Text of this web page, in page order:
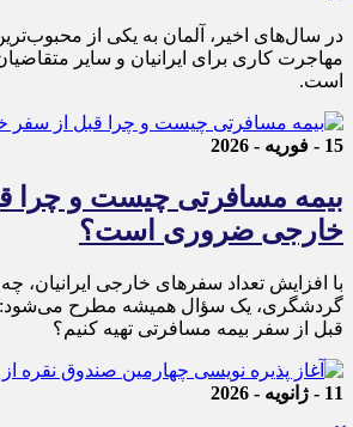
در سال‌های اخیر، آلمان به یکی از
مهاجرت کاری برای ایرانیان و سایر
است.
15 - فوریه - 2026
بیمه مسافرتی چیست و چرا
خارجی ضروری است؟
با افزایش تعداد سفرهای خارجی ایرانیان،
گردشگری، یک سؤال همیشه مطرح می‌شود:
قبل از سفر بیمه مسافرتی تهیه کنیم؟
11 - ژانویه - 2026